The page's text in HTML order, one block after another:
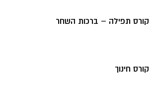
קורס תפילה – ברכות השחר
קורס חינוך